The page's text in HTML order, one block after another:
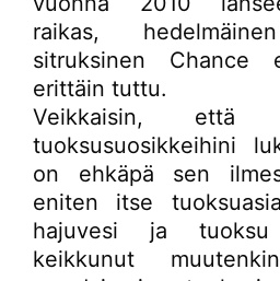
raikas,
sitruksinen Chance
erittäin tuttu.
Veikkaisin, että
tuoksusuosikkeihini
on ehkäpä sen
eniten itse
hajuvesi ja
keikkunut